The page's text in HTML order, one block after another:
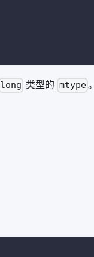
long 类型的 mtype